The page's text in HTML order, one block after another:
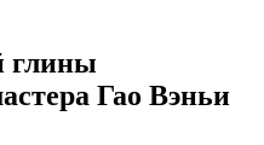
глины
Гао Вэньи